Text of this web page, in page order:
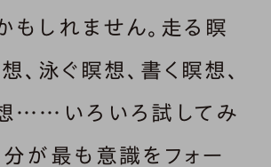
もしれません。走る瞑
、泳ぐ瞑想、書く瞑想、
……いろいろ試してみ
分が最も意識をフォー